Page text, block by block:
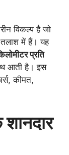
विकल्प है जो
में हैं। यह
प्रति
आती है। इस
कीमत,